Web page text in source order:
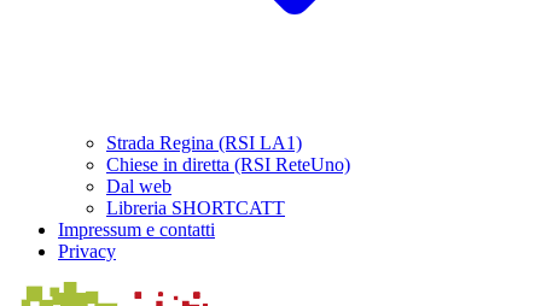
Strada Regina (RSI LA1)
Chiese in diretta (RSI ReteUno)
Dal web
Libreria SHORTCATT
Impressum e contatti
Privacy